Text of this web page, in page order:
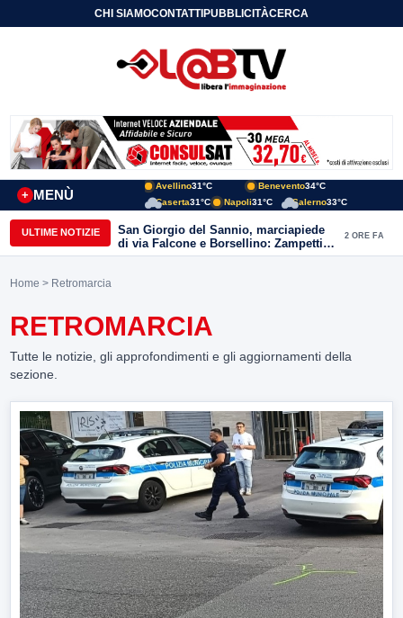
CHI SIAMOCONTATTIPUBBLICITÀCERCA
MENÙ
+
Avellino31°C Benevento34°C
Caserta31°C Napoli31°C Salerno33°C
ULTIME NOTIZIE
San Giorgio del Sannio, marciapiede
di via Falcone e Borsellino: Zampetti e
Lombardi replicano alle polemiche
2 ORE FA
Home > Retromarcia
RETROMARCIA
Tutte le notizie, gli approfondimenti e gli aggiornamenti della
sezione.